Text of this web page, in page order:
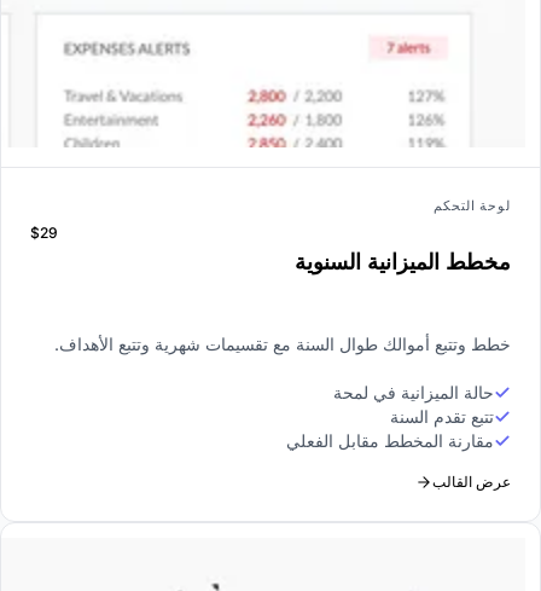
لوحة التحكم
مخطط الميزانية السنوية
$29
خطط وتتبع أموالك طوال السنة مع تقسيمات شهرية وتتبع الأهداف.
حالة الميزانية في لمحة
تتبع تقدم السنة
مقارنة المخطط مقابل الفعلي
عرض القالب